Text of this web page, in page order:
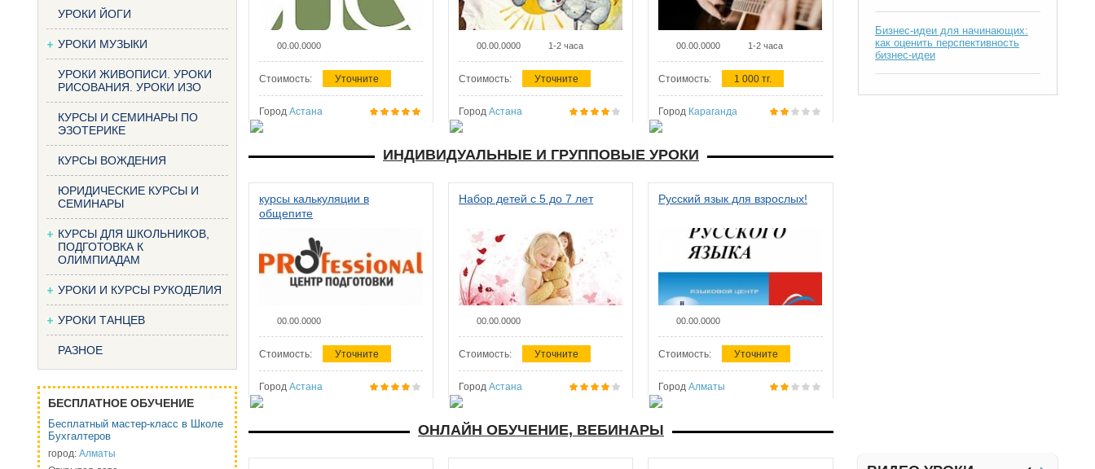
УРОКИ ЙОГИ
УРОКИ МУЗЫКИ
УРОКИ ЖИВОПИСИ. УРОКИ
РИСОВАНИЯ. УРОКИ ИЗО
КУРСЫ И СЕМИНАРЫ ПО
ЭЗОТЕРИКЕ
КУРСЫ ВОЖДЕНИЯ
ЮРИДИЧЕСКИЕ КУРСЫ И
СЕМИНАРЫ
КУРСЫ ДЛЯ ШКОЛЬНИКОВ,
ПОДГОТОВКА К
ОЛИМПИАДАМ
УРОКИ И КУРСЫ РУКОДЕЛИЯ
УРОКИ ТАНЦЕВ
РАЗНОЕ
БЕСПЛАТНОЕ ОБУЧЕНИЕ
Бесплатный мастер-класс в Школе
Бухгалтеров
город: Алматы
00.00.0000
Стоимость: Уточните
Город Астана
00.00.0000 1-2 часа
Стоимость: Уточните
Город Астана
00.00.0000 1-2 часа
Стоимость: 1 000 тг.
Город Караганда
ИНДИВИДУАЛЬНЫЕ И ГРУППОВЫЕ УРОКИ
курсы калькуляции в
общепите
00.00.0000
Стоимость: Уточните
Город Астана
Набор детей с 5 до 7 лет
00.00.0000
Стоимость: Уточните
Город Астана
Русский язык для взрослых!
00.00.0000
Стоимость: Уточните
Город Алматы
ОНЛАЙН ОБУЧЕНИЕ, ВЕБИНАРЫ
Бизнес-идеи для начинающих:
как оценить перспективность
бизнес-идеи